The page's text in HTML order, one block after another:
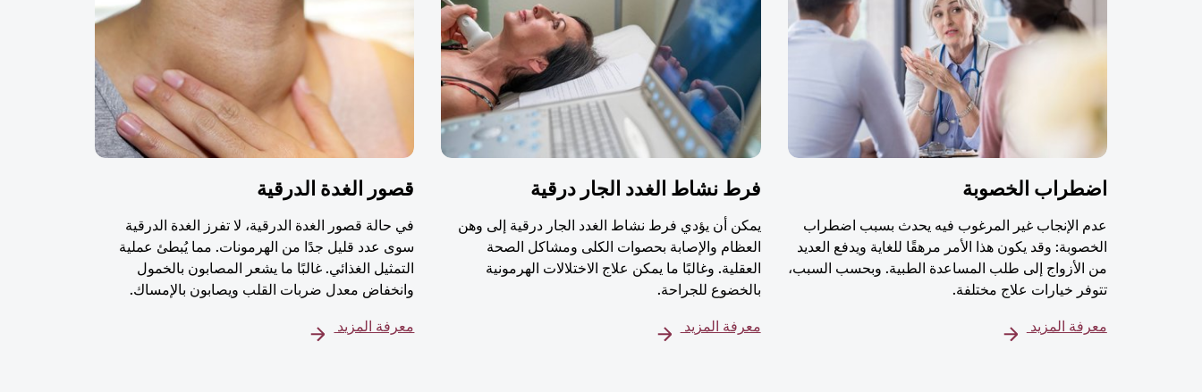
اضطراب الخصوبة
عدم الإنجاب غير المرغوب فيه يحدث بسبب اضطراب
الخصوبة: وقد يكون هذا الأمر مرهقًا للغاية ويدفع العديد
من الأزواج إلى طلب المساعدة الطبية. وبحسب السبب،
تتوفر خيارات علاج مختلفة.
معرفة المزيد
فرط نشاط الغدد الجار درقية
يمكن أن يؤدي فرط نشاط الغدد الجار درقية إلى وهن
العظام والإصابة بحصوات الكلى ومشاكل الصحة
العقلية. وغالبًا ما يمكن علاج الاختلالات الهرمونية
بالخضوع للجراحة.
معرفة المزيد
قصور الغدة الدرقية
في حالة قصور الغدة الدرقية، لا تفرز الغدة الدرقية
سوى عدد قليل جدًا من الهرمونات. مما يُبطئ عملية
التمثيل الغذائي. غالبًا ما يشعر المصابون بالخمول
وانخفاض معدل ضربات القلب ويصابون بالإمساك.
معرفة المزيد